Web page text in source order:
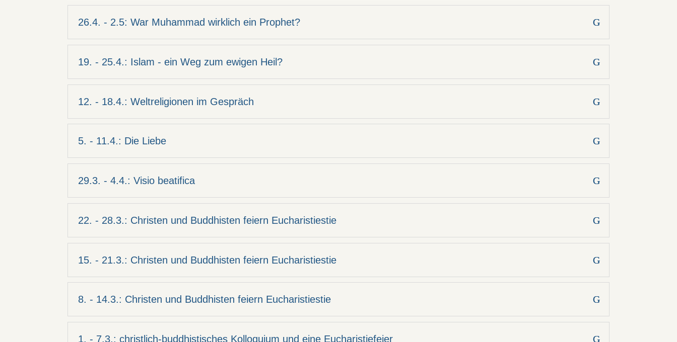
26.4. - 2.5: War Muhammad wirklich ein Prophet?
19. - 25.4.: Islam - ein Weg zum ewigen Heil?
12. - 18.4.: Weltreligionen im Gespräch
5. - 11.4.: Die Liebe
29.3. - 4.4.: Visio beatifica
22. - 28.3.: Christen und Buddhisten feiern Eucharistiestie
15. - 21.3.: Christen und Buddhisten feiern Eucharistiestie
8. - 14.3.: Christen und Buddhisten feiern Eucharistiestie
1. - 7.3.: christlich-buddhistisches Kolloquium und eine Eucharistiefeier